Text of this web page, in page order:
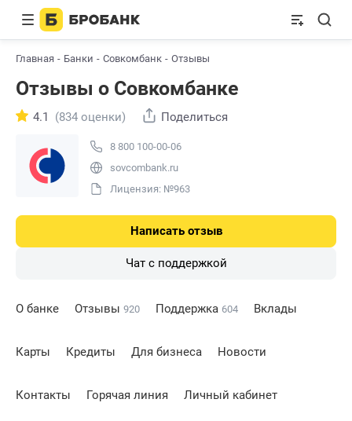
Главная Банки Совкомбанк Отзывы
Отзывы о Совкомбанке
8 800 100-00-06
sovcombank.ru
Лицензия: №963
4.1 (834 оценки) Поделиться
Написать отзыв
Чат с поддержкой
О банке Отзывы 920 Поддержка 604 Вклады
Карты Кредиты Для бизнеса Новости
Контакты Горячая линия Личный кабинет